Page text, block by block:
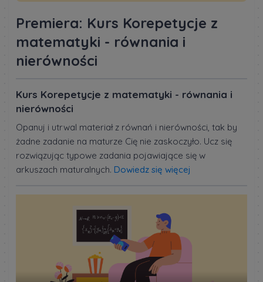
Premiera: Kurs Korepetycje z
matematyki - równania i
nierówności
Kurs Korepetycje z matematyki - równania i
nierówności
Opanuj i utrwal materiał z równań i nierówności, tak by
żadne zadanie na maturze Cię nie zaskoczyło. Ucz się
rozwiązując typowe zadania pojawiające się w
arkuszach maturalnych. Dowiedz się więcej